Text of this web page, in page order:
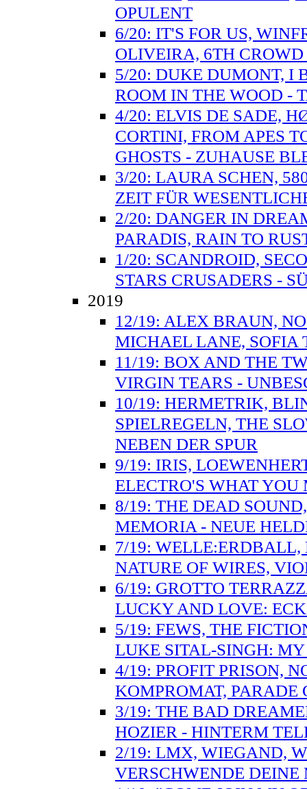
OPULENT
6/20: IT'S FOR US,
OLIVEIRA, 6TH
5/20: DUKE DUMONT, I
ROOM IN THE WOOD -
4/20: ELVIS DE SADE,
CORTINI, FROM APES
GHOSTS - ZUHAUSE
3/20: LAURA SCHEN,
ZEIT FÜR
2/20: DANGER IN
PARADIS, RAIN TO
1/20: SCANDROID,
STARS CRUSADERS -
2019
12/19: ALEX BRAUN,
MICHAEL LANE, SOFIA
11/19: BOX AND THE
VIRGIN TEARS -
10/19: HERMETRIK,
SPIELREGELN, THE
NEBEN DER SPUR
9/19: IRIS,
ELECTRO'S WHAT YOU
8/19: THE DEAD
MEMORIA - NEUE
7/19:
NATURE OF WIRES,
6/19: GROTTO
LUCKY AND LOVE:
5/19: FEWS, THE
LUKE SITAL-SINGH:
4/19: PROFIT PRISON,
KOMPROMAT, PARADE
3/19: THE BAD
HOZIER - HINTERM
2/19: LMX, WIEGAND,
VERSCHWENDE DEINE